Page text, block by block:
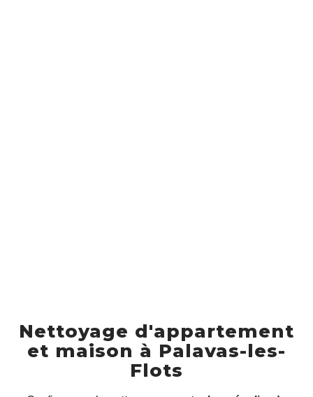
Nettoyage d'appartement
et maison à Palavas-les-
Flots